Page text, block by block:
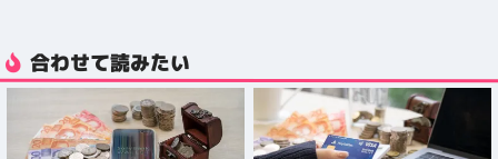
合わせて読みたい